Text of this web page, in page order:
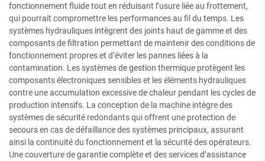
fonctionnement fluide tout en réduisant l’usure liée au frottement,
qui pourrait compromettre les performances au fil du temps. Les
systèmes hydrauliques intègrent des joints haut de gamme et des
composants de filtration permettant de maintenir des conditions de
fonctionnement propres et d’éviter les pannes liées à la
contamination. Les systèmes de gestion thermique protègent les
composants électroniques sensibles et les éléments hydrauliques
contre une accumulation excessive de chaleur pendant les cycles de
production intensifs. La conception de la machine intègre des
systèmes de sécurité redondants qui offrent une protection de
secours en cas de défaillance des systèmes principaux, assurant
ainsi la continuité du fonctionnement et la sécurité des opérateurs.
Une couverture de garantie complète et des services d’assistance